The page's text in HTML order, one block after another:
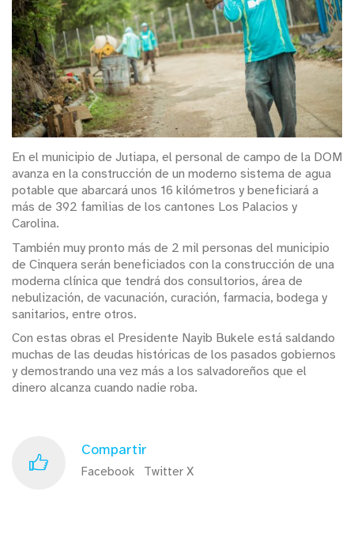
En el municipio de Jutiapa, el personal de campo de la DOM
avanza en la construcción de un moderno sistema de agua
potable que abarcará unos 16 kilómetros y beneficiará a
más de 392 familias de los cantones Los Palacios y
Carolina.
También muy pronto más de 2 mil personas del municipio
de Cinquera serán beneficiados con la construcción de una
moderna clínica que tendrá dos consultorios, área de
nebulización, de vacunación, curación, farmacia, bodega y
sanitarios, entre otros.
Con estas obras el Presidente Nayib Bukele está saldando
muchas de las deudas históricas de los pasados gobiernos
y demostrando una vez más a los salvadoreños que el
dinero alcanza cuando nadie roba.
Compartir
Facebook Twitter X